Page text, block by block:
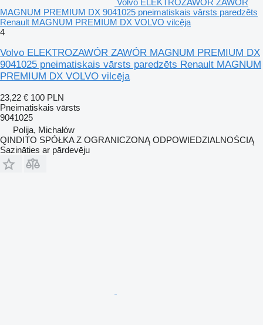
Volvo ELEKTROZAWÓR ZAWÓR
MAGNUM PREMIUM DX 9041025 pneimatiskais vārsts paredzēts
Renault MAGNUM PREMIUM DX VOLVO vilcēja
4
Volvo ELEKTROZAWÓR ZAWÓR MAGNUM PREMIUM DX
9041025 pneimatiskais vārsts paredzēts Renault MAGNUM
PREMIUM DX VOLVO vilcēja
23,22 € 100 PLN
Pneimatiskais vārsts
9041025
Polija, Michałów
QINDITO SPÓŁKA Z OGRANICZONĄ ODPOWIEDZIALNOŚCIĄ
Sazināties ar pārdevēju